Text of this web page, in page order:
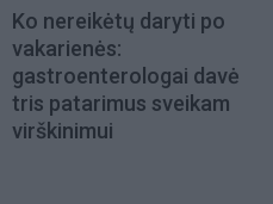
Ko nereikėtų daryti po
vakarienės:
gastroenterologai davė
tris patarimus sveikam
virškinimui